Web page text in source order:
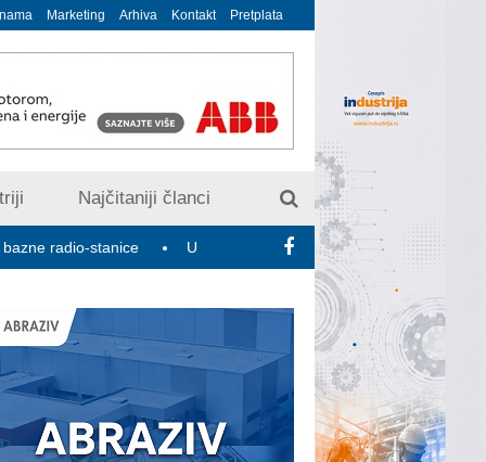
Marketing Arhiva Kontakt Pretplata
Najčitaniji članci
stanice U susret 15. Savetovanju o elektrodistributivnim